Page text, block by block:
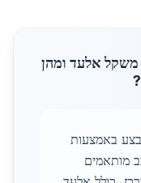
משקל אלעד ומהן
באמצעות
מותאמים